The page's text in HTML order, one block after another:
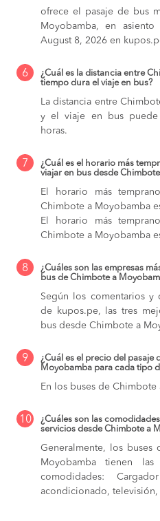
ofrece el pasaje de bus
Moyobamba, en
August 8, 2026 en
6
¿Cuál es la distancia entre
tiempo dura el viaje en bus?
La distancia entre
y el viaje en bus
horas.
7
¿Cuál es el horario más
viajar en bus desde
El horario más
Chimbote a Moyobamba
El horario más
Chimbote a Moyobamba
8
¿Cuáles son las empresas
bus de Chimbote a
Según los comentarios y
de kupos.pe, las tres
bus desde Chimbote a
9
¿Cuál es el precio del pasaje
Moyobamba para cada tipo
En los buses de
10
¿Cuáles son las
servicios desde Chimbote a
Generalmente, los buses
Moyobamba tienen las
comodidades:
acondicionado, televisión,